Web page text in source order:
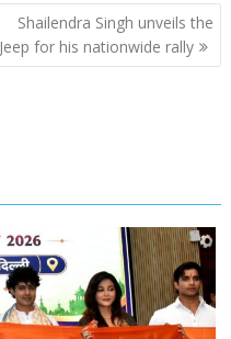
Shailendra Singh unveils the
Jeep for his nationwide rally